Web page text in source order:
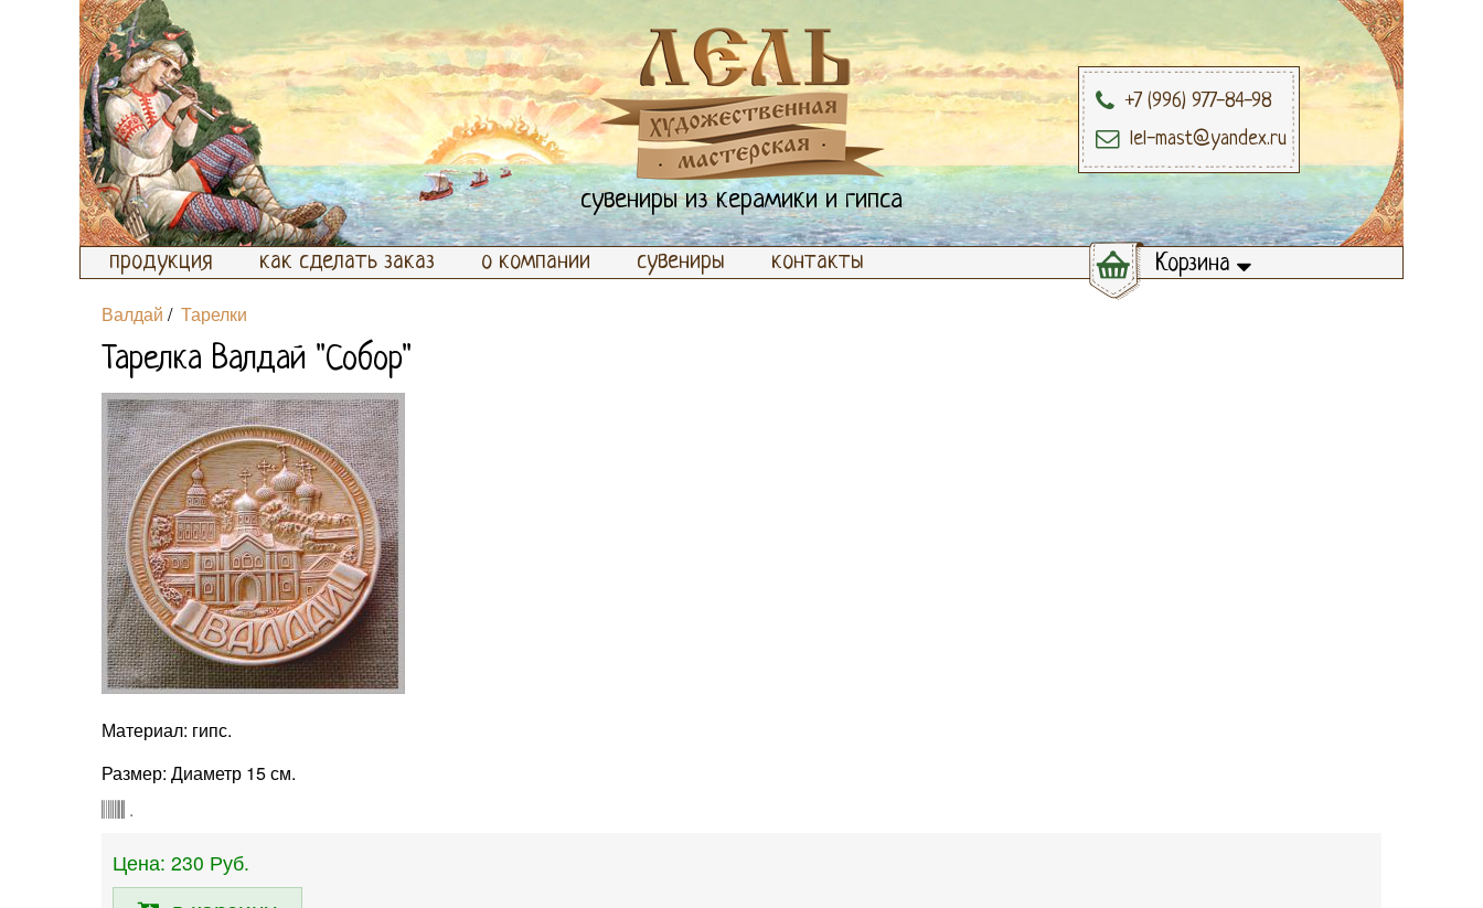
сувениры из керамики и гипса
+7 (996) 977-84-98
lel-mast@yandex.ru
продукция как сделать заказ о компании сувениры контакты
Корзина
Валдай / Тарелки
Тарелка Валдай "Собор"
Материал: гипс.
Размер: Диаметр 15 см.
.
Цена: 230 Руб.